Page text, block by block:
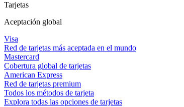
Tarjetas
Aceptación global
Visa
Red de tarjetas más aceptada en el mundo
Mastercard
Cobertura global de tarjetas
American Express
Red de tarjetas premium
Todos los métodos de tarjeta
Explora todas las opciones de tarjetas